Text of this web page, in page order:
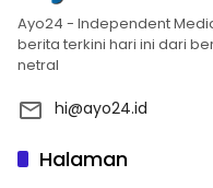
Ayo24 - Independent
berita terkini hari ini dari
netral
hi@ayo24.id
Halaman